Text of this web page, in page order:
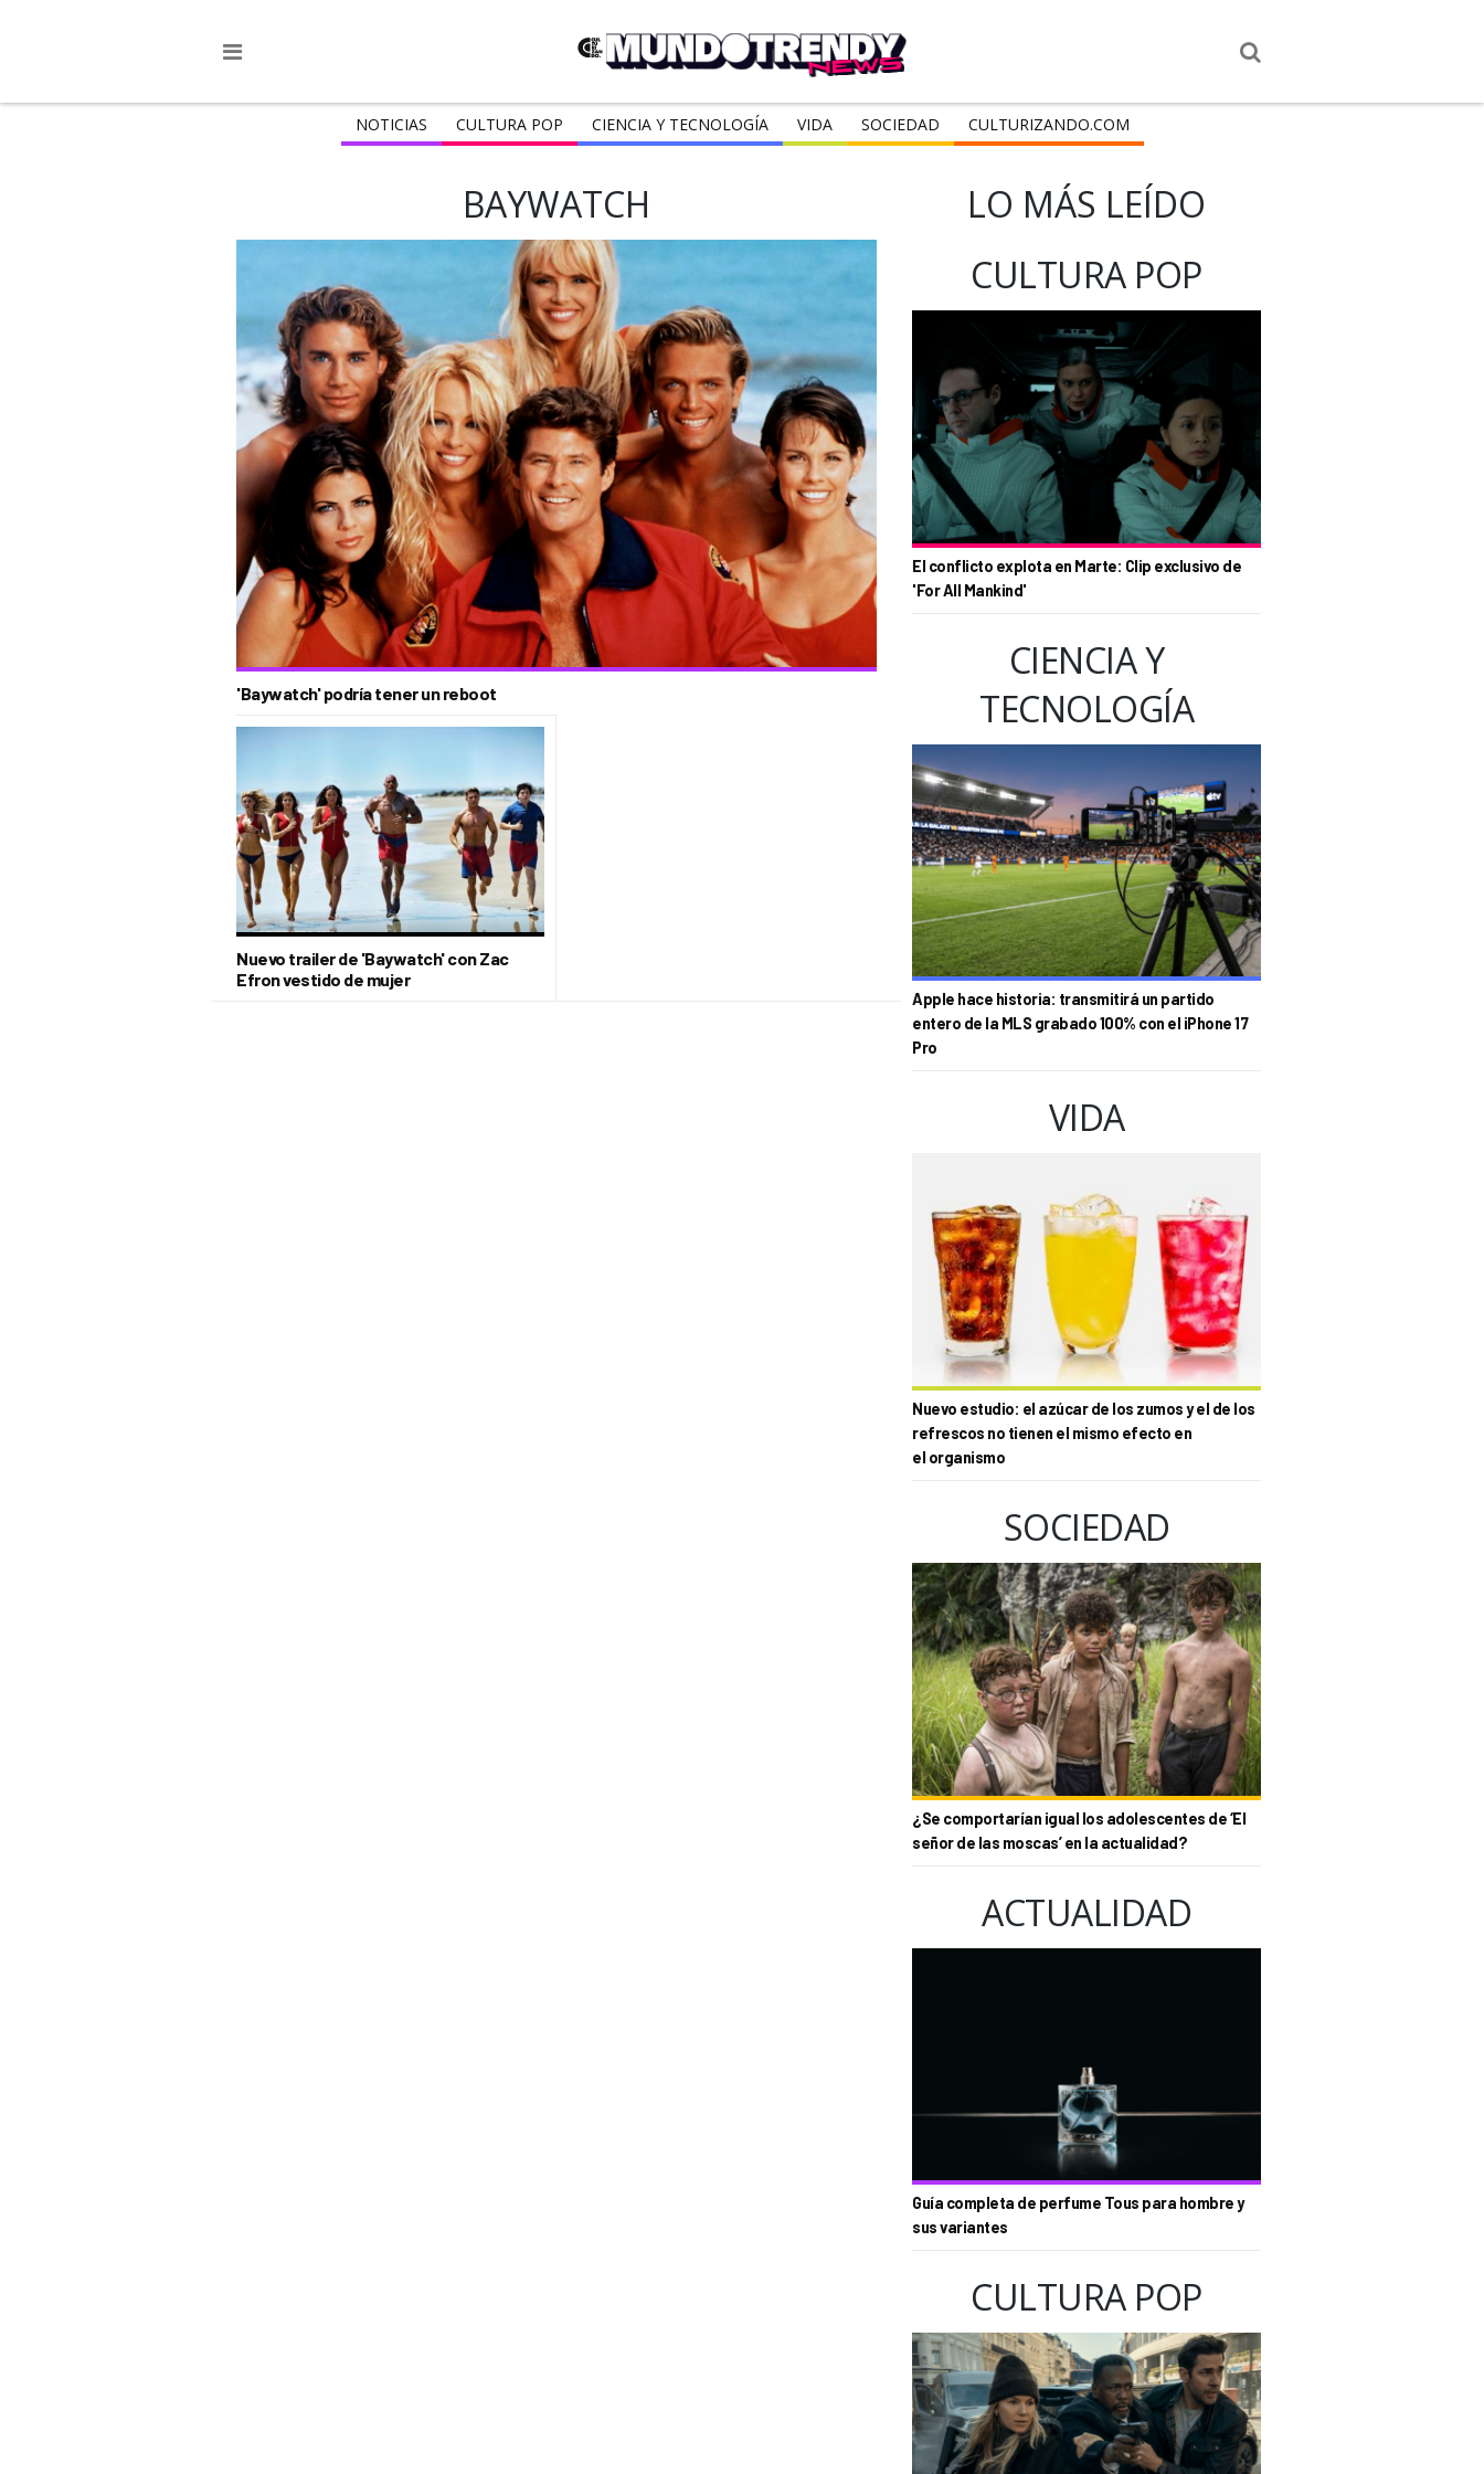
NOTICIAS CULTURA POP CIENCIA Y TECNOLOGÍA VIDA SOCIEDAD CULTURIZANDO.COM
BAYWATCH
'Baywatch' podría tener un reboot
Nuevo trailer de 'Baywatch' con Zac
Efron vestido de mujer
LO MÁS LEÍDO
CULTURA POP
El conflicto explota en Marte: Clip exclusivo de
'For All Mankind'
CIENCIA Y
TECNOLOGÍA
Apple hace historia: transmitirá un partido
entero de la MLS grabado 100% con el iPhone 17
Pro
VIDA
Nuevo estudio: el azúcar de los zumos y el de los
refrescos no tienen el mismo efecto en
el organismo
SOCIEDAD
¿Se comportarían igual los adolescentes de ‘El
señor de las moscas’ en la actualidad?
ACTUALIDAD
Guía completa de perfume Tous para hombre y
sus variantes
CULTURA POP